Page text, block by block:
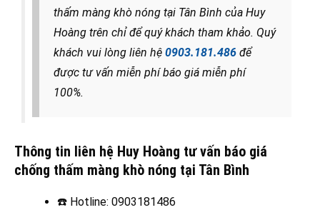
thấm màng khò nóng tại Tân Bình của Huy
Hoàng trên chỉ để quý khách tham khảo. Quý
khách vui lòng liên hệ 0903.181.486 để
được tư vấn miễn phí báo giá miễn phí
100%.
Thông tin liên hệ Huy Hoàng tư vấn báo giá
chống thấm màng khò nóng tại Tân Bình
☎️ Hotline: 0903181486